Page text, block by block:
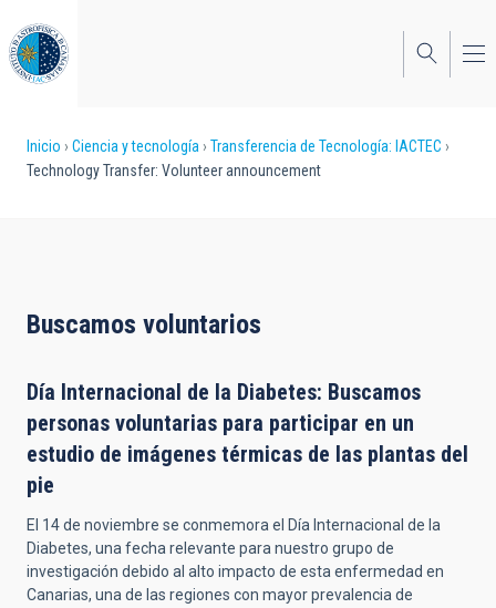
al
contenido
principal
Sobrescribir
enlaces
a
navegación
Inicio Ciencia y tecnología
Transferencia de Tecnología: IACTEC
Technology Transfer: Volunteer announcement
Buscamos voluntarios
Día Internacional de la Diabetes: Buscamos
personas voluntarias para participar en un
estudio de imágenes térmicas de las plantas del
pie
El 14 de noviembre se conmemora el Día Internacional de la
Diabetes, una fecha relevante para nuestro grupo de
investigación debido al alto impacto de esta enfermedad en
Canarias, una de las regiones con mayor prevalencia de